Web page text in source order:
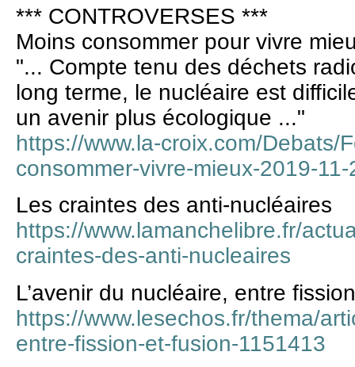
*** CONTROVERSES ***
Moins consommer pour vivre
"... Compte tenu des déchets
long terme, le nucléaire est
un avenir plus écologique ..."
https://www.la-croix.com/Debats/
consommer-vivre-mieux-2019-
Les craintes des anti-nucléaires
https://www.lamanchelibre.fr/
craintes-des-anti-nucleaires
L’avenir du nucléaire, entre
https://www.lesechos.fr/thema/
entre-fission-et-fusion-1151413